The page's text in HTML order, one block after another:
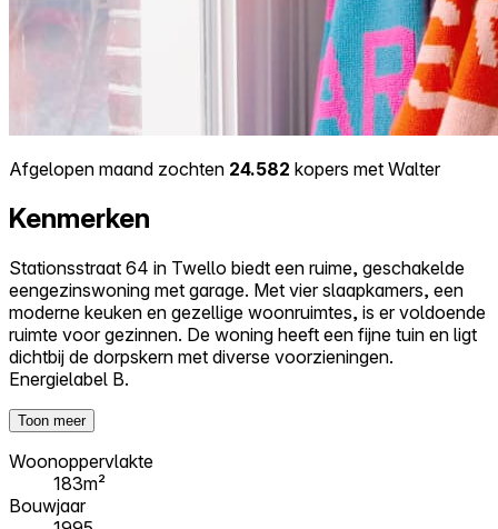
Afgelopen maand zochten 24.582 kopers met Walter
Kenmerken
Stationsstraat 64 in Twello biedt een ruime, geschakelde
eengezinswoning met garage. Met vier slaapkamers, een
moderne keuken en gezellige woonruimtes, is er voldoende
ruimte voor gezinnen. De woning heeft een fijne tuin en ligt
dichtbij de dorpskern met diverse voorzieningen.
Energielabel B.
Toon meer
Woonoppervlakte
183m²
Bouwjaar